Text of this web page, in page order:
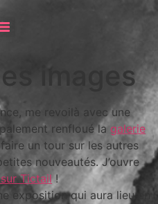
images
me revoilà avec une
renfloué la galerie
un tour sur les autres
nouveautés. J’ouvre
Tictail!
exposition qui aura lieu en